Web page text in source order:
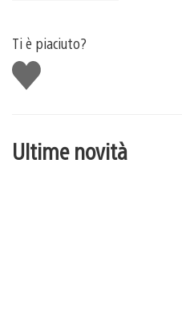
Ti è piaciuto?
Mi
piace
Ultime novità